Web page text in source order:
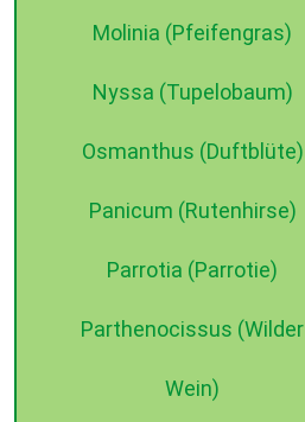
Molinia (Pfeifengras)
Nyssa (Tupelobaum)
Osmanthus (Duftblüte)
Panicum (Rutenhirse)
Parrotia (Parrotie)
Parthenocissus (Wilder
Wein)